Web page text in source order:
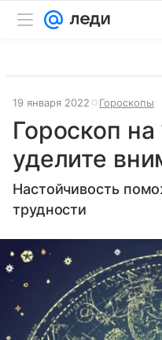
19 января 2022 Гороскопы
Гороскоп на
уделите
Настойчивость
трудности